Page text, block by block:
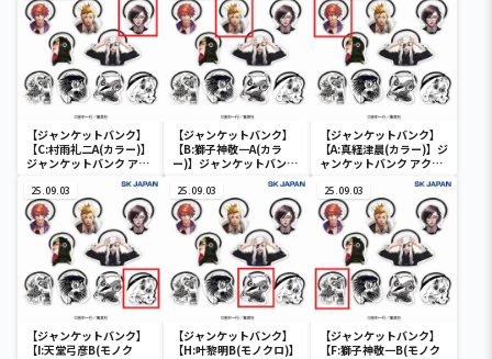
【ジャンケットバンク】
【C:村雨礼二A(カラー)】
ジャンケットバンク アク
【ジャンケットバンク】
【B:獅子神敬一A(カラ
ー)】ジャンケットバンク
【ジャンケットバンク】
【A:真経津晨(カラー)】ジ
ャンケットバンク アクリ
25.09.03
【ジャンケットバンク】
【I:天堂弓彦B(モノク
25.09.03
【ジャンケットバンク】
【H:叶黎明B(モノクロ)】
25.09.03
【ジャンケットバンク】
【F:獅子神敬一B(モノク